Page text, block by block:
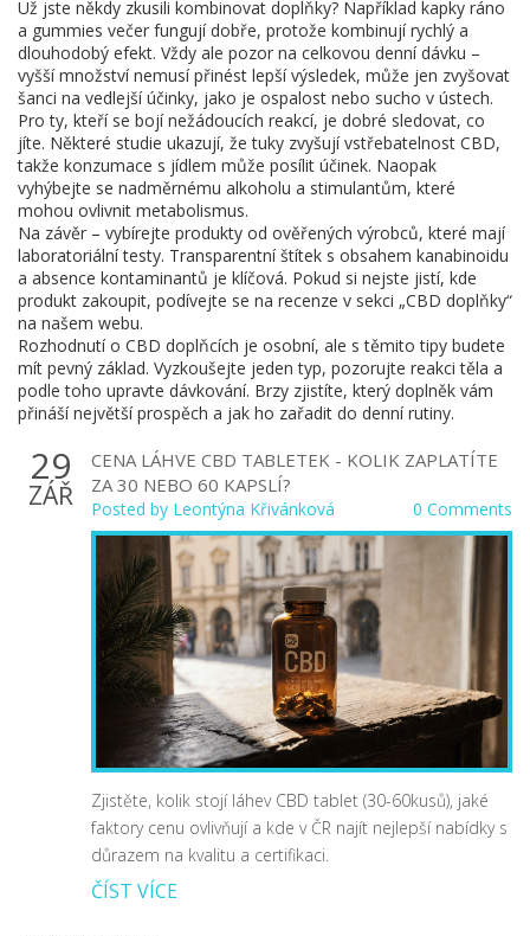
Už jste někdy zkusili kombinovat doplňky? Například kapky ráno
a gummies večer fungují dobře, protože kombinují rychlý a
dlouhodobý efekt. Vždy ale pozor na celkovou denní dávku –
vyšší množství nemusí přinést lepší výsledek, může jen zvyšovat
šanci na vedlejší účinky, jako je ospalost nebo sucho v ústech.
Pro ty, kteří se bojí nežádoucích reakcí, je dobré sledovat, co
jíte. Některé studie ukazují, že tuky zvyšují vstřebatelnost CBD,
takže konzumace s jídlem může posílit účinek. Naopak
vyhýbejte se nadměrnému alkoholu a stimulantům, které
mohou ovlivnit metabolismus.
Na závěr – vybírejte produkty od ověřených výrobců, které mají
laboratoriální testy. Transparentní štítek s obsahem kanabinoidu
a absence kontaminantů je klíčová. Pokud si nejste jistí, kde
produkt zakoupit, podívejte se na recenze v sekci „CBD doplňky“
na našem webu.
Rozhodnutí o CBD doplňcích je osobní, ale s těmito tipy budete
mít pevný základ. Vyzkoušejte jeden typ, pozorujte reakci těla a
podle toho upravte dávkování. Brzy zjistíte, který doplněk vám
přináší největší prospěch a jak ho zařadit do denní rutiny.
29
ZÁŘ
CENA LÁHVE CBD TABLETEK - KOLIK ZAPLATÍTE
ZA 30 NEBO 60 KAPSLÍ?
Posted by Leontýna Křivánková 0 Comments
Zjistěte, kolik stojí láhev CBD tablet (30-60kusů), jaké
faktory cenu ovlivňují a kde v ČR najít nejlepší nabídky s
důrazem na kvalitu a certifikaci.
ČÍST VÍCE